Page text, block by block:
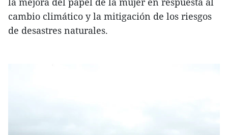
cambio climático y la mitigación de los riesgos
de desastres naturales.